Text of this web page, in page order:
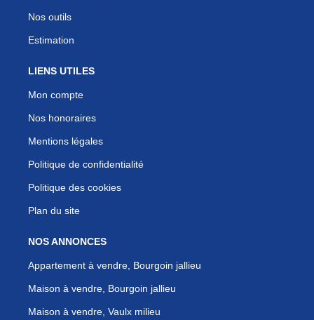
Nos outils
Estimation
LIENS UTILES
Mon compte
Nos honoraires
Mentions légales
Politique de confidentialité
Politique des cookies
Plan du site
NOS ANNONCES
Appartement à vendre, Bourgoin jallieu
Maison à vendre, Bourgoin jallieu
Maison à vendre, Vaulx milieu